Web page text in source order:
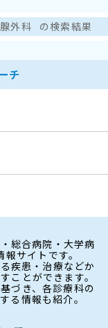
外科 の検索結果
チ
総合病院・大学病
サイトです。
疾患・治療などか
ことができます。
づき、各診療科の
る情報も紹介。